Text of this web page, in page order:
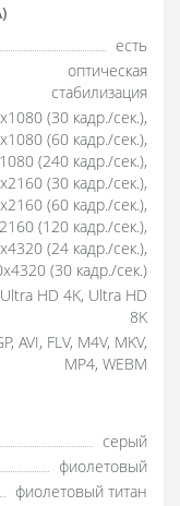
есть
оптическая
стабилизация
(30 кадр./сек.),
(60 кадр./сек.),
(240 кадр./сек.),
(30 кадр./сек.),
(60 кадр./сек.),
(120 кадр./сек.),
(24 кадр./сек.),
(30 кадр./сек.)
HD 4K, Ultra HD
8K
AVI, FLV, M4V, MKV,
MP4, WEBM
серый
фиолетовый
фиолетовый титан